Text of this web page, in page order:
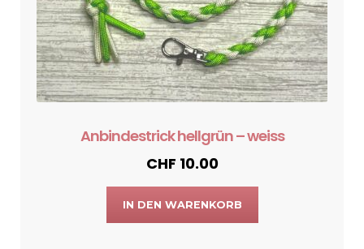
Anbindestrick hellgrün – weiss
CHF 10.00
IN DEN WARENKORB